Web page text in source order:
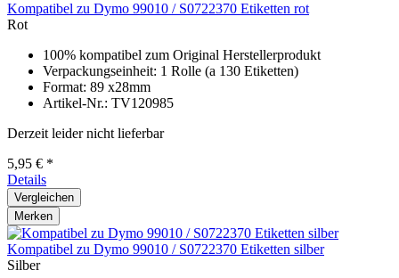
Kompatibel zu Dymo 99010 / S0722370 Etiketten rot
Rot
100% kompatibel zum Original Herstellerprodukt
Verpackungseinheit: 1 Rolle (a 130 Etiketten)
Format: 89 x28mm
Artikel-Nr.: TV120985
Derzeit leider nicht lieferbar
5,95 € *
Details
Vergleichen
Merken
Kompatibel zu Dymo 99010 / S0722370 Etiketten silber
Silber